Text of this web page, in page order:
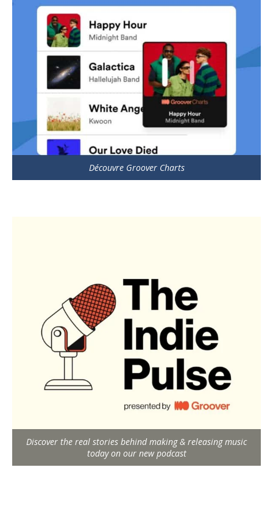
Découvre Groover Charts
Discover the real stories behind making & releasing music
today on our new podcast